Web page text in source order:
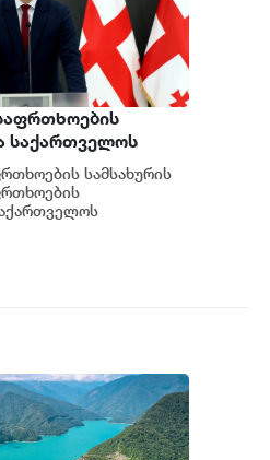
საქართველოს
მუხლით
სამსახურის